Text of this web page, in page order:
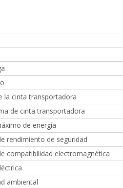
la cinta transportadora
de cinta transportadora
de energía
rendimiento de seguridad
compatibilidad electromagnética
ambiental